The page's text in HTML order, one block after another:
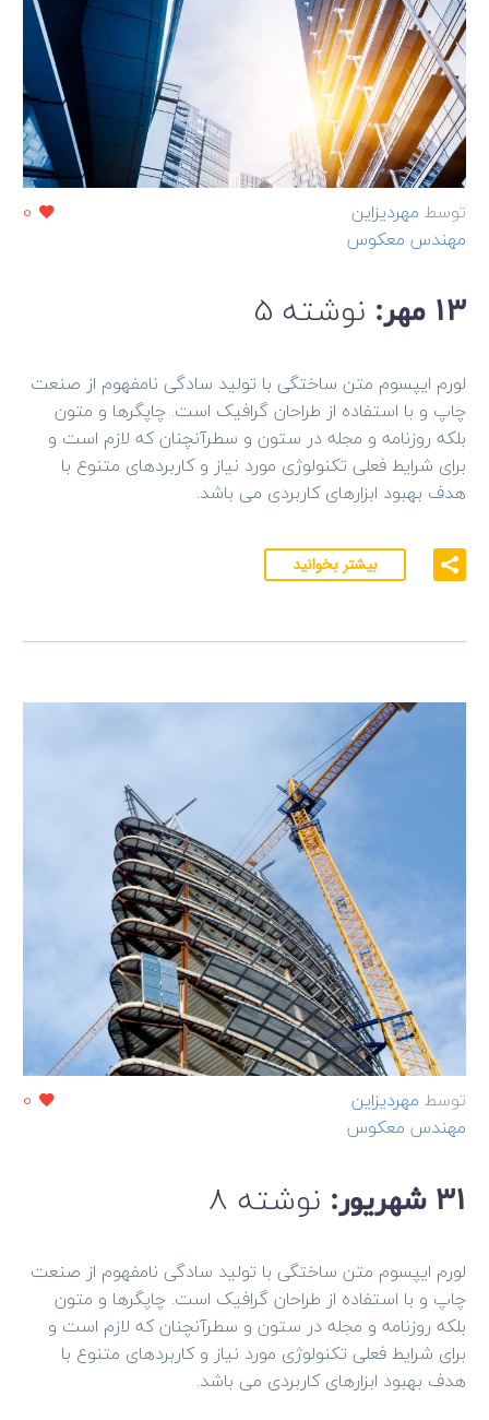
0 توسط مهردیزاین
مهندس معکوس
13 مهر: نوشته 5
لورم ایپسوم متن ساختگی با تولید سادگی نامفهوم از صنعت
چاپ و با استفاده از طراحان گرافیک است. چاپگرها و متون
بلکه روزنامه و مجله در ستون و سطرآنچنان که لازم است و
برای شرایط فعلی تکنولوژی مورد نیاز و کاربردهای متنوع با
هدف بهبود ابزارهای کاربردی می باشد.
بیشتر بخوانید
0 توسط مهردیزاین
مهندس معکوس
31 شهریور: نوشته 8
لورم ایپسوم متن ساختگی با تولید سادگی نامفهوم از صنعت
چاپ و با استفاده از طراحان گرافیک است. چاپگرها و متون
بلکه روزنامه و مجله در ستون و سطرآنچنان که لازم است و
برای شرایط فعلی تکنولوژی مورد نیاز و کاربردهای متنوع با
هدف بهبود ابزارهای کاربردی می باشد.